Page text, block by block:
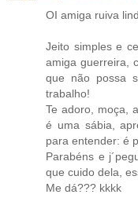
OI amiga ruiva
Jeito simples e
amiga guerreira,
que não possa
trabalho!
Te adoro, moça,
é uma sábia,
para entender: é
Parabéns e
que cuido dela,
Me dá??? kkkk